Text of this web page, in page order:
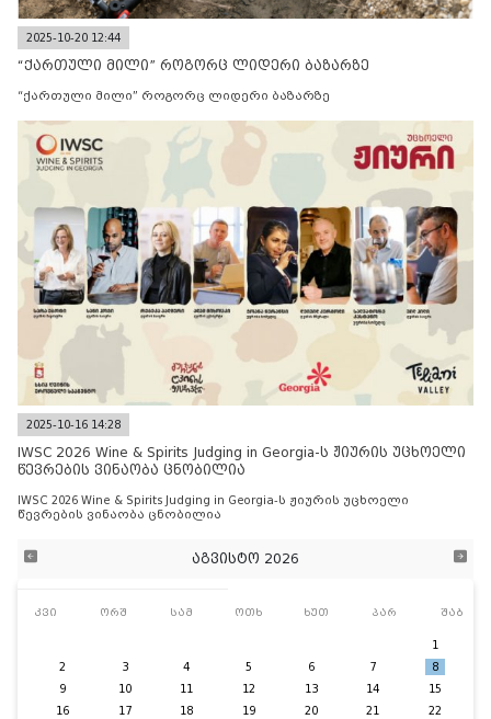
2025-10-20 12:44
“ქართული მილი” როგორც ლიდერი ბაზარზე
“ქართული მილი” როგორც ლიდერი ბაზარზე
2025-10-16 14:28
IWSC 2026 Wine & Spirits Judging in Georgia-ს ჟიურის უცხოელი
წევრების ვინაობა ცნობილია
IWSC 2026 Wine & Spirits Judging in Georgia-ს ჟიურის უცხოელი
წევრების ვინაობა ცნობილია
აგვისტო 2026
კვი ორშ სამ ოთხ ხუთ პარ შაბ
1
2
3 4 5 6 7
8
9
10 11 12 13 14
15
16
17 18 19 20 21
22